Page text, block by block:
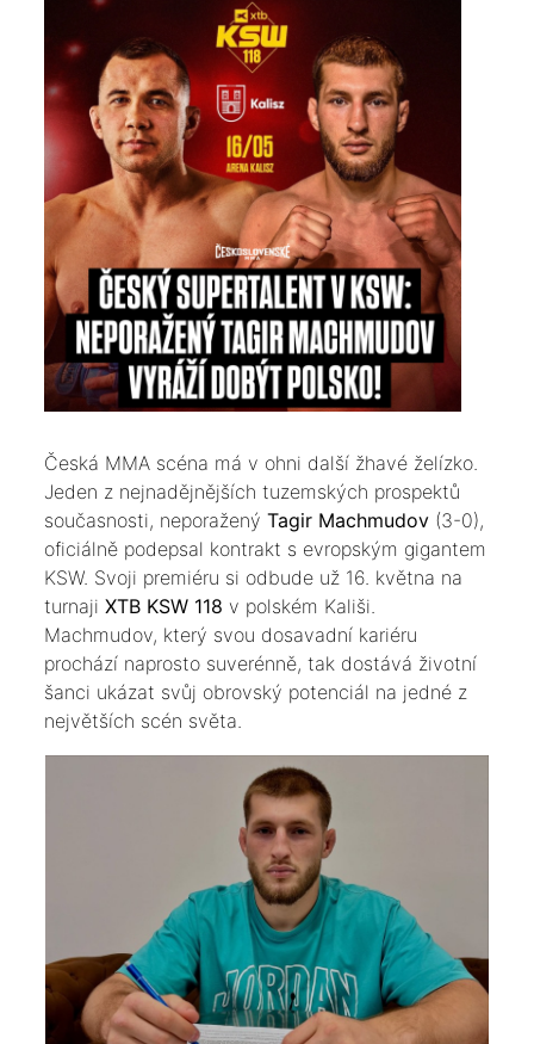
​Česká MMA scéna má v ohni další žhavé želízko.
Jeden z nejnadějnějších tuzemských prospektů
současnosti, neporaženýTagir Machmudov (3-0),
oficiálně podepsal kontrakt s evropským gigantem
KSW. Svoji premiéru si odbude už 16. května na
turnajiXTB KSW 118 v polském Kališi.
Machmudov, který svou dosavadní kariéru
prochází naprosto suverénně, tak dostává životní
šanci ukázat svůj obrovský potenciál na jedné z
největších scén světa.